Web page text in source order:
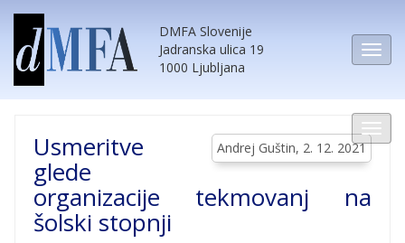
DMFA Slovenije
Jadranska ulica 19
1000 Ljubljana
Andrej Guštin, 2. 12. 2021
Usmeritve
glede
organizacije tekmovanj na
šolski stopnji